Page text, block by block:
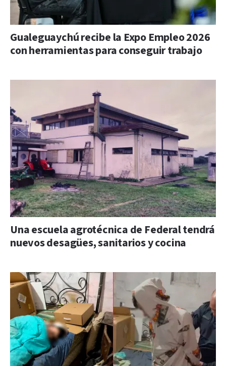
Gualeguaychú recibe la Expo Empleo 2026
con herramientas para conseguir trabajo
Una escuela agrotécnica de Federal tendrá
nuevos desagües, sanitarios y cocina